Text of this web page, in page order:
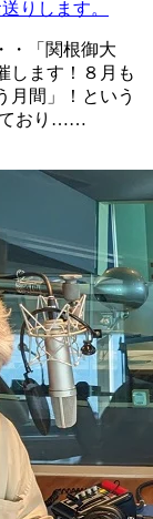
りします。
・「関根御大
します！８月も
月間」！という
ており……